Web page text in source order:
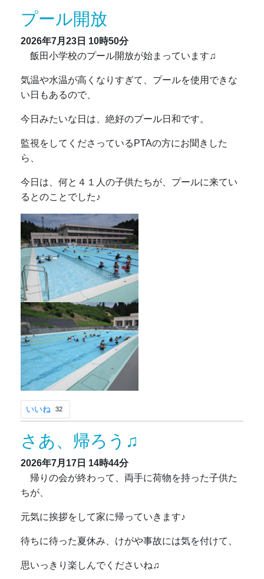
プール開放
2026年7月23日 10時50分
飯田小学校のプール開放が始まっています♫
気温や水温が高くなりすぎて、プールを使用できな
い日もあるので、
今日みたいな日は、絶好のプール日和です。
監視をしてくださっているPTAの方にお聞きした
ら、
今日は、何と４１人の子供たちが、プールに来てい
るとのことでした♪
いいね 32
さあ、帰ろう♫
2026年7月17日 14時44分
帰りの会が終わって、両手に荷物を持った子供た
ちが、
元気に挨拶をして家に帰っていきます♪
待ちに待った夏休み、けがや事故には気を付けて、
思いっきり楽しんでくださいね♫